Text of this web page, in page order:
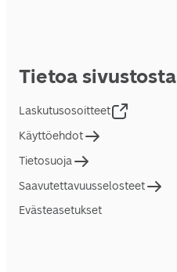
Tietoa sivustosta
Laskutusosoitteet
Käyttöehdot
Tietosuoja
Saavutettavuusselosteet
Evästeasetukset